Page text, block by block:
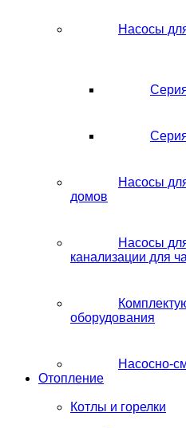
Насосы
Насосы
домов
Насосы
канализации для
оборудования
Насосно-
Отопление
Котлы и горелки